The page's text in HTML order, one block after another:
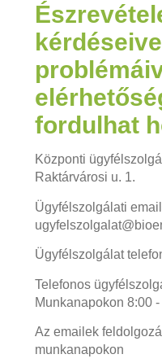
fordulhat
Központi
Raktárvárosi u. 1.
Ügyfélszolgálati
Ügyfélszolgálat
Telefonos
Munkanapokon 8:00
Az emailek
munkanapokon